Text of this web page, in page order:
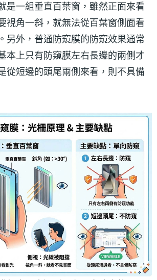
是一組垂直百葉窗，雖然正面來看
視角一斜，就無法從百葉窗側面看
另外，普通防窺膜的防窺效果通常
本上只有防窺膜左右長邊的兩側才
從短邊的頭尾兩側來看，則不具備